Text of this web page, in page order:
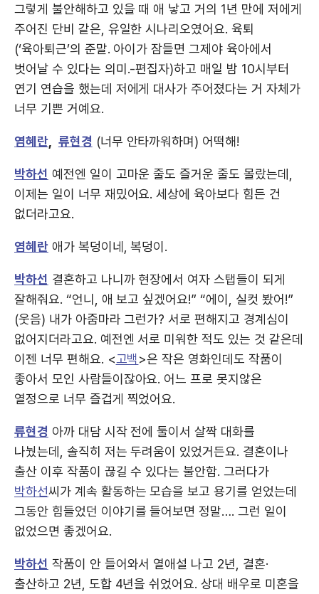
그렇게 불안해하고 있을 때 애 낳고 거의 1년 만에 저에게
주어진 단비 같은, 유일한 시나리오였어요. 육퇴
(‘육아퇴근’의 준말. 아이가 잠들면 그제야 육아에서
벗어날 수 있다는 의미.-편집자)하고 매일 밤 10시부터
연기 연습을 했는데 저에게 대사가 주어졌다는 거 자체가
너무 기쁜 거예요.
염혜란, 류현경 (너무 안타까워하며) 어떡해!
박하선 예전엔 일이 고마운 줄도 즐거운 줄도 몰랐는데,
이제는 일이 너무 재밌어요. 세상에 육아보다 힘든 건
없더라고요.
염혜란애가 복덩이네, 복덩이.
박하선 결혼하고 나니까 현장에서 여자 스탭들이 되게
잘해줘요. “언니, 애 보고 싶겠어요!” “에이, 실컷 봤어!”
(웃음) 내가 아줌마라 그런가? 서로 편해지고 경계심이
없어지더라고요. 예전엔 서로 미워한 적도 있는 것 같은데
이젠 너무 편해요. <고백>은 작은 영화인데도 작품이
좋아서 모인 사람들이잖아요. 어느 프로 못지않은
열정으로 너무 즐겁게 찍었어요.
류현경 아까 대담 시작 전에 둘이서 살짝 대화를
나눴는데, 솔직히 저는 두려움이 있었거든요. 결혼이나
출산 이후 작품이 끊길 수 있다는 불안함. 그러다가
박하선씨가 계속 활동하는 모습을 보고 용기를 얻었는데
그동안 힘들었던 이야기를 들어보면 정말…. 그런 일이
없었으면 좋겠어요.
박하선 작품이 안 들어와서 열애설 나고 2년, 결혼·
출산하고 2년, 도합 4년을 쉬었어요. 상대 배우로 미혼을